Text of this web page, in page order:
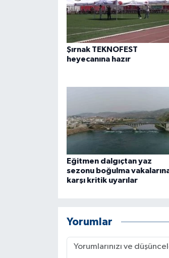
Şırnak TEKNOFEST
heyecanına hazır
Eğitmen dalgıçtan yaz
sezonu boğulma
karşı kritik uyarılar
Yorumlar
Yerel Haberler